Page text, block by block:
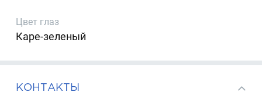
Цвет глаз
Каре-зеленый
КОНТАКТЫ